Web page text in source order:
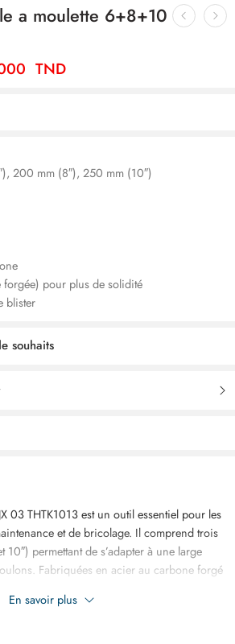
a moulette 6+8+10
TND
200 mm (8″), 250 mm (10″)
forgée) pour plus de solidité
blister
souhaits
03 THTK1013 est un outil essentiel pour les
et de bricolage. Il comprend trois
10″) permettant de s’adapter à une large
Fabriquées en acier au carbone forgé
confortable.
En savoir plus